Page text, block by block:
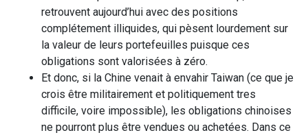
retrouvent aujourd’hui avec des positions
complétement illiquides, qui pèsent lourdement sur
la valeur de leurs portefeuilles puisque ces
obligations sont valorisées à zéro.
Et donc, si la Chine venait à envahir Taiwan (ce que je
crois être militairement et politiquement tres
difficile, voire impossible), les obligations chinoises
ne pourront plus être vendues ou achetées. Dans ce